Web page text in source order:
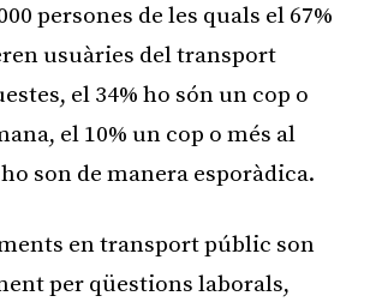
persones de les quals el 67%
usuàries del transport
el 34% ho són un cop o
el 10% un cop o més al
son de manera esporàdica.
en transport públic son
per qüestions laborals,